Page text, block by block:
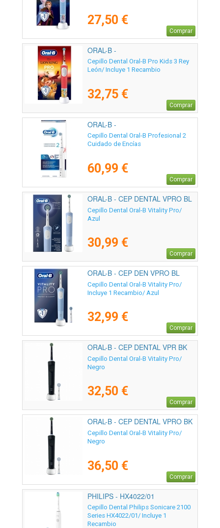
27,50 €
Comprar
ORAL-B -
Cepillo Dental Oral-B Pro Kids 3 Rey
León/ Incluye 1 Recambio
32,75 €
Comprar
ORAL-B -
Cepillo Dental Oral-B Profesional 2
Cuidado de Encías
60,99 €
Comprar
ORAL-B - CEP DENTAL VPRO BL
Cepillo Dental Oral-B Vitality Pro/
Azul
30,99 €
Comprar
ORAL-B - CEP DEN VPRO BL
1REC
Cepillo Dental Oral-B Vitality Pro/
Incluye 1 Recambio/ Azul
32,99 €
Comprar
ORAL-B - CEP DENTAL VPR BK
V2
Cepillo Dental Oral-B Vitality Pro/
Negro
32,50 €
Comprar
ORAL-B - CEP DENTAL VPRO BK
Cepillo Dental Oral-B Vitality Pro/
Negro
36,50 €
Comprar
PHILIPS - HX4022/01
Cepillo Dental Philips Sonicare 2100
Series HX4022/01/ Incluye 1
Recambio